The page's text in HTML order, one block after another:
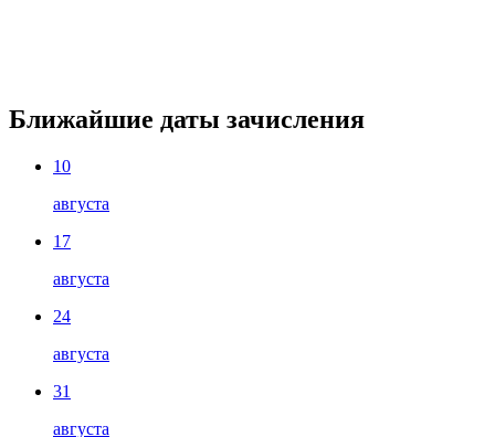
Ближайшие даты зачисления
10
августа
17
августа
24
августа
31
августа